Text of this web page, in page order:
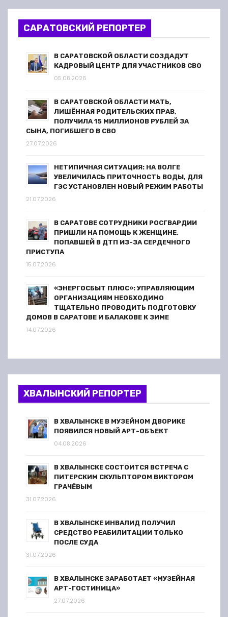
о
САРАТОВСКИЙ РЕПОРТЕР
В САРАТОВСКОЙ ОБЛАСТИ СОЗДАДУТ
КАДРОВЫЙ ЦЕНТР ДЛЯ УЧАСТНИКОВ СВО
05.08.2026
В САРАТОВСКОЙ ОБЛАСТИ МАТЬ,
ЛИШЁННАЯ РОДИТЕЛЬСКИХ ПРАВ,
ПОЛУЧИЛА 15 МИЛЛИОНОВ РУБЛЕЙ ЗА
СЫНА, ПОГИБШЕГО В СВО
27.07.2026
НЕТИПИЧНАЯ СИТУАЦИЯ: НА ВОЛГЕ
УВЕЛИЧИЛАСЬ ПРИТОЧНОСТЬ ВОДЫ, ДЛЯ
ГЭС УСТАНОВЛЕН НОВЫЙ РЕЖИМ РАБОТЫ
21.07.2026
В САРАТОВЕ СОТРУДНИКИ РОСГВАРДИИ
ПРИШЛИ НА ПОМОЩЬ К ЖЕНЩИНЕ,
ПОПАВШЕЙ В ДТП ИЗ-ЗА СЕРДЕЧНОГО
ПРИСТУПА
15.07.2026
«ЭНЕРГОСБЫТ ПЛЮС»: УПРАВЛЯЮЩИМ
ОРГАНИЗАЦИЯМ НЕОБХОДИМО
ТЩАТЕЛЬНО ПРОВОДИТЬ ПОДГОТОВКУ
ДОМОВ В САРАТОВЕ И БАЛАКОВЕ К ЗИМЕ
14.07.2026
ХВАЛЫНСКИЙ РЕПОРТЕР
В ХВАЛЫНСКЕ В МУЗЕЙНОМ ДВОРИКЕ
ПОЯВИЛСЯ НОВЫЙ АРТ-ОБЪЕКТ
04.08.2026
В ХВАЛЫНСКЕ СОСТОИТСЯ ВСТРЕЧА С
ПИТЕРСКИМ СКУЛЬПТОРОМ ВИКТОРОМ
ГРАЧЁВЫМ
31.07.2026
В ХВАЛЫНСКЕ ИНВАЛИД ПОЛУЧИЛ
СРЕДСТВО РЕАБИЛИТАЦИИ ТОЛЬКО
ПОСЛЕ СУДА
31.07.2026
В ХВАЛЫНСКЕ ЗАРАБОТАЕТ «МУЗЕЙНАЯ
АРТ-ГОСТИНИЦА»
27.07.2026